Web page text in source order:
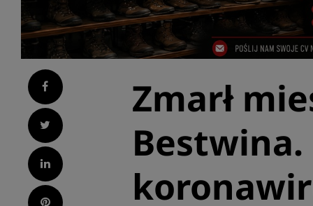
Facebook
Twitter
LinkedIn
Pinterest
Zmarł
Bestwina.